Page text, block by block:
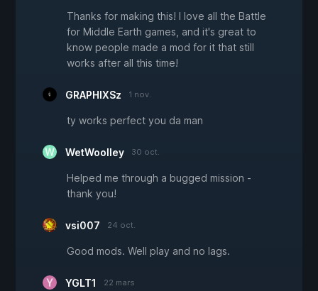
Thanks for making this! I love all the Battle
for Middle Earth games, and it's great to
know people made a mod for it that still
works after all this time!
GRAPHIXSz 1 nov.
ty works perfect you da man
WetWoolley 30 oct.
Helped me through a bugged mission -
thank you!
vsi007 24 oct.
Good mods. Well play and no lags.
YGLT1 22 mars